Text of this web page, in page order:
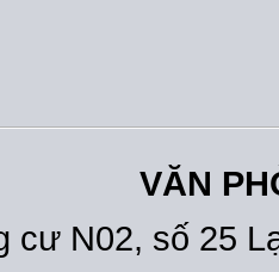
VĂN
cư N02, số 25